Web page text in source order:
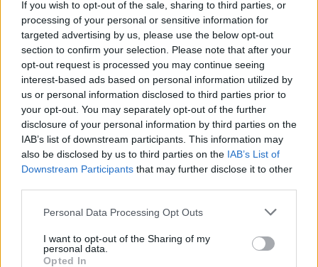
If you wish to opt-out of the sale, sharing to third parties, or
processing of your personal or sensitive information for
targeted advertising by us, please use the below opt-out
section to confirm your selection. Please note that after your
opt-out request is processed you may continue seeing
interest-based ads based on personal information utilized by
us or personal information disclosed to third parties prior to
your opt-out. You may separately opt-out of the further
disclosure of your personal information by third parties on the
IAB’s list of downstream participants. This information may
also be disclosed by us to third parties on the IAB’s List of
Downstream Participants that may further disclose it to other
Personal Data Processing Opt Outs
I want to opt-out of the Sharing of my
personal data.
Opted In
Ελληνικός Κινηματογράφος: Oι άλλοτε
σεξοβόμβες της μεγάλης οθόνης...
μεγάλωσαν!